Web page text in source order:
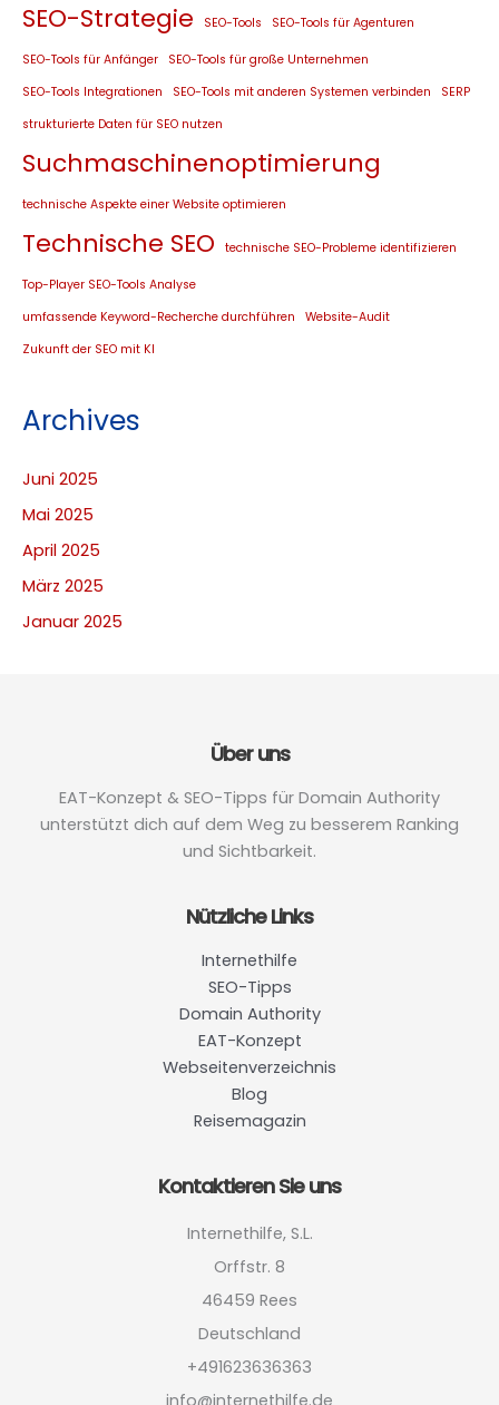
SEO-Strategie SEO-Tools SEO-Tools für Agenturen
SEO-Tools für Anfänger
SEO-Tools für große Unternehmen
SEO-Tools Integrationen
SEO-Tools mit anderen Systemen verbinden
SERP
strukturierte Daten für SEO nutzen
Suchmaschinenoptimierung
technische Aspekte einer Website optimieren
Technische SEO technische SEO-Probleme identifizieren
Top-Player SEO-Tools Analyse
umfassende Keyword-Recherche durchführen
Website-Audit
Zukunft der SEO mit KI
Archives
Juni 2025
Mai 2025
April 2025
März 2025
Januar 2025
Über uns
EAT-Konzept & SEO-Tipps für Domain Authority
unterstützt dich auf dem Weg zu besserem Ranking
und Sichtbarkeit.
Nützliche Links
Internethilfe
SEO-Tipps
Domain Authority
EAT-Konzept
Webseitenverzeichnis
Blog
Reisemagazin
Kontaktieren Sie uns
Internethilfe, S.L.
Orffstr. 8
46459 Rees
Deutschland
+491623636363